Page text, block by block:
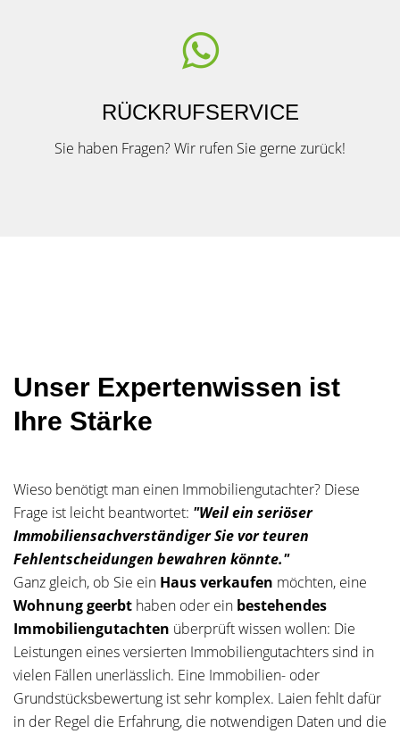
RÜCKRUFSERVICE
Sie haben Fragen? Wir rufen Sie gerne zurück!
Unser Expertenwissen ist
Ihre Stärke
Wieso benötigt man einen Immobiliengutachter? Diese
Frage ist leicht beantwortet: "Weil ein seriöser
Immobiliensachverständiger Sie vor teuren
Fehlentscheidungen bewahren könnte."
Ganz gleich, ob Sie ein Haus verkaufen möchten, eine
Wohnung geerbt haben oder ein bestehendes
Immobiliengutachten überprüft wissen wollen: Die
Leistungen eines versierten Immobiliengutachters sind in
vielen Fällen unerlässlich. Eine Immobilien- oder
Grundstücksbewertung ist sehr komplex. Laien fehlt dafür
in der Regel die Erfahrung, die notwendigen Daten und die